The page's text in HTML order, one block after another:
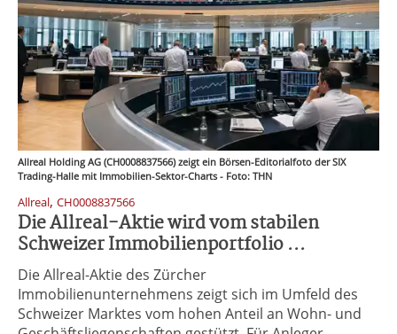
Allreal Holding AG (CH0008837566) zeigt ein Börsen-Editorialfoto der SIX
Trading-Halle mit Immobilien-Sektor-Charts - Foto: THN
Allreal, CH0008837566
Die Allreal-Aktie wird vom stabilen
Schweizer Immobilienportfolio ...
Die Allreal-Aktie des Zürcher
Immobilienunternehmens zeigt sich im Umfeld des
Schweizer Marktes vom hohen Anteil an Wohn- und